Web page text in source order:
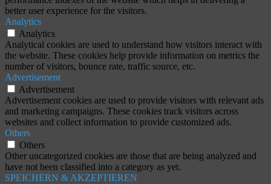
better user experience for the visitors.
Analytics
Analytics
Analytical cookies are used to understand how visitors interact with
the website. These cookies help provide information on metrics the
number of visitors, bounce rate, traffic source, etc.
Advertisement
Advertisement
Advertisement cookies are used to provide visitors with relevant ads
and marketing campaigns. These cookies track visitors across
websites and collect information to provide customized ads.
Others
Others
Other uncategorized cookies are those that are being analyzed and
have not been classified into a category as yet.
SPEICHERN & AKZEPTIEREN